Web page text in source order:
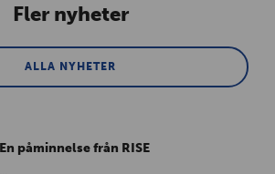
Fler nyheter
ALLA NYHETER
En påminnelse från RISE
...